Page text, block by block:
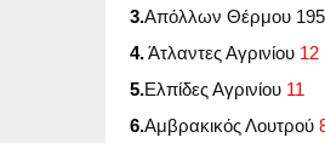
3.Απόλλων Θέρμου
4.Άτλαντες Αγρινίου 12
5.Ελπίδες Αγρινίου 11
6.Αμβρακικός Λουτρού